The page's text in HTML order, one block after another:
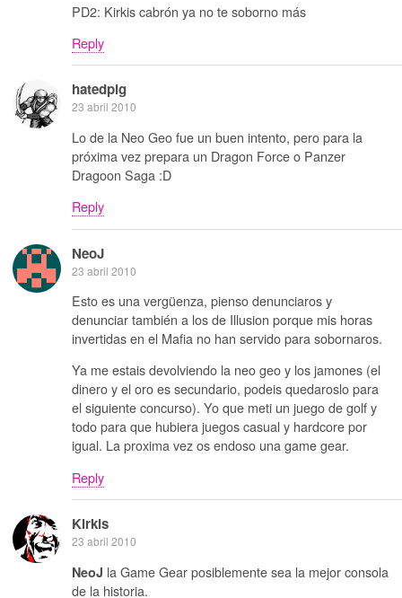
PD2: Kirkis cabrón ya no te soborno más
Reply
hatedpig
23 abril 2010
Lo de la Neo Geo fue un buen intento, pero para la
próxima vez prepara un Dragon Force o Panzer
Dragoon Saga :D
Reply
NeoJ
23 abril 2010
Esto es una vergüenza, pienso denunciaros y
denunciar también a los de Illusion porque mis horas
invertidas en el Mafia no han servido para sobornaros.
Ya me estais devolviendo la neo geo y los jamones (el
dinero y el oro es secundario, podeis quedaroslo para
el siguiente concurso). Yo que meti un juego de golf y
todo para que hubiera juegos casual y hardcore por
igual. La proxima vez os endoso una game gear.
Reply
Kirkis
23 abril 2010
NeoJ la Game Gear posiblemente sea la mejor consola
de la historia.